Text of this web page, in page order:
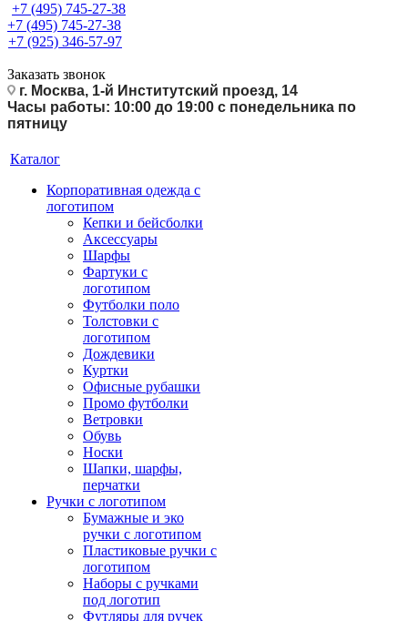
+7 (495) 745-27-38
+7 (495) 745-27-38
+7 (925) 346-57-97
Заказать звонок
г. Москва, 1-й Институтский проезд, 14
Часы работы: 10:00 до 19:00 с понедельника по
пятницу
Каталог
Корпоративная одежда с
логотипом
Кепки и бейсболки
Аксессуары
Шарфы
Фартуки с
логотипом
Футболки поло
Толстовки с
логотипом
Дождевики
Куртки
Офисные рубашки
Промо футболки
Ветровки
Обувь
Носки
Шапки, шарфы,
перчатки
Ручки с логотипом
Бумажные и эко
ручки с логотипом
Пластиковые ручки с
логотипом
Наборы с ручками
под логотип
Футляры для ручек